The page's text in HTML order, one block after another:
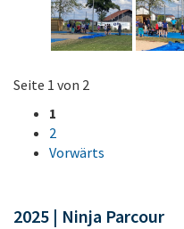
Seite 1 von 2
1
2
Vorwärts
2025 | Ninja Parcour